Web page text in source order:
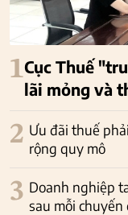
1Cục Thuế
lãi mỏng và
2 Ưu đãi thuế
rộng quy mô
3 Doanh nghiệp
sau mỗi chuyến